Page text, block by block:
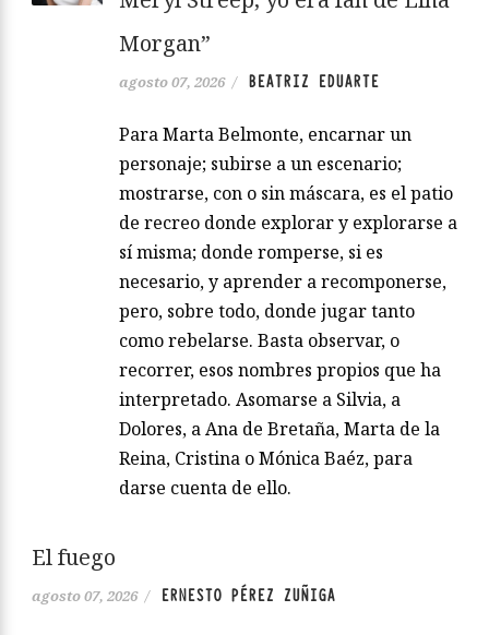
Morgan”
agosto 07, 2026 / BEATRIZ EDUARTE
Para Marta Belmonte, encarnar un
personaje; subirse a un escenario;
mostrarse, con o sin máscara, es el patio
de recreo donde explorar y explorarse a
sí misma; donde romperse, si es
necesario, y aprender a recomponerse,
pero, sobre todo, donde jugar tanto
como rebelarse. Basta observar, o
recorrer, esos nombres propios que ha
interpretado. Asomarse a Silvia, a
Dolores, a Ana de Bretaña, Marta de la
Reina, Cristina o Mónica Baéz, para
darse cuenta de ello.
El fuego
agosto 07, 2026 / ERNESTO PÉREZ ZUÑIGA